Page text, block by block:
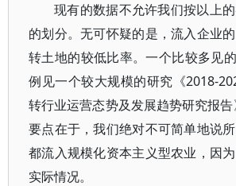
现有的数据不允许我们按以上
的划分。无可怀疑的是，流入企业
转土地的较低比率。一个比较多见
例见一个较大规模的研究《2018-
转行业运营态势及发展趋势研究报
要点在于，我们绝对不可简单地说
都流入规模化资本主义型农业，因
实际情况。